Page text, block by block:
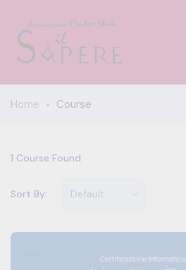
Home Course
1 Course Found
Sort By: